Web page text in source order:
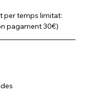
per temps limitat:
pagament 30€)